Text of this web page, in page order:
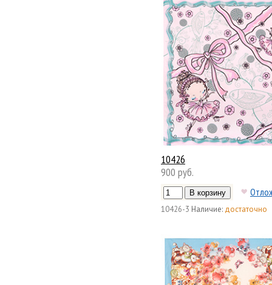
10426
900 руб.
10426-3 Наличие: достаточно